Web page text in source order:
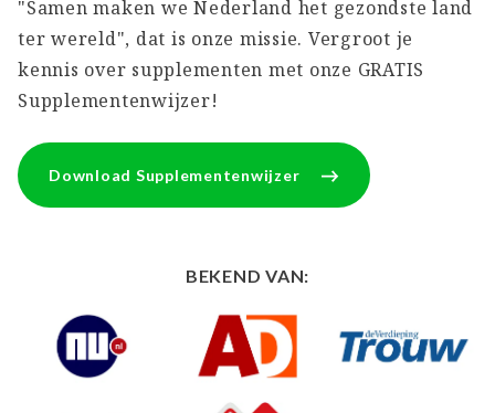
"Samen maken we Nederland het gezondste land
ter wereld", dat is onze missie. Vergroot je
kennis over supplementen met onze GRATIS
Supplementenwijzer!
Download Supplementenwijzer
BEKEND VAN: